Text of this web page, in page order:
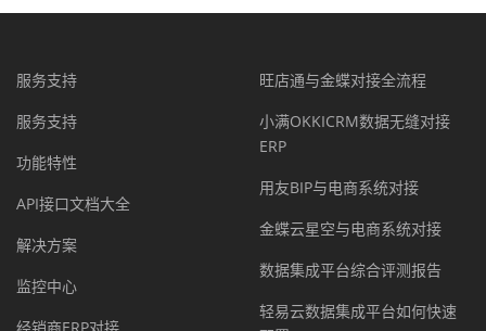
服务支持
服务支持
功能特性
API接口文档大全
解决方案
监控中心
旺店通与金蝶对接全流程
小满OKKICRM数据无缝对接
ERP
用友BIP与电商系统对接
金蝶云星空与电商系统对接
数据集成平台综合评测报告
轻易云数据集成平台如何快速